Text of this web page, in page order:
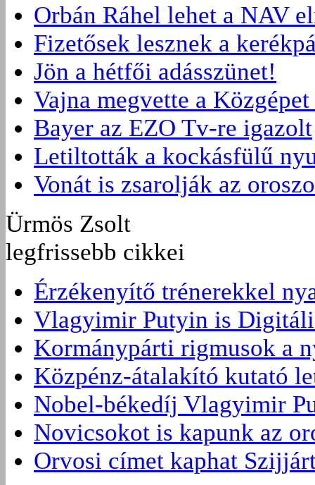
Orbán Ráhel lehet a NAV
Fizetősek lesznek a
Jön a hétfői adásszünet!
Vajna megvette a
Bayer az EZO Tv-re igazolt
Letiltották a kockásfülű
Vonát is zsarolják az
Ürmös Zsolt
legfrissebb cikkei
Érzékenyítő trénerekkel
Vlagyimir Putyin is
Kormánypárti rigmusok a
Közpénz-átalakító kutató
Nobel-békedíj Vlagyimir
Novicsokot is kapunk az
Orvosi címet kaphat